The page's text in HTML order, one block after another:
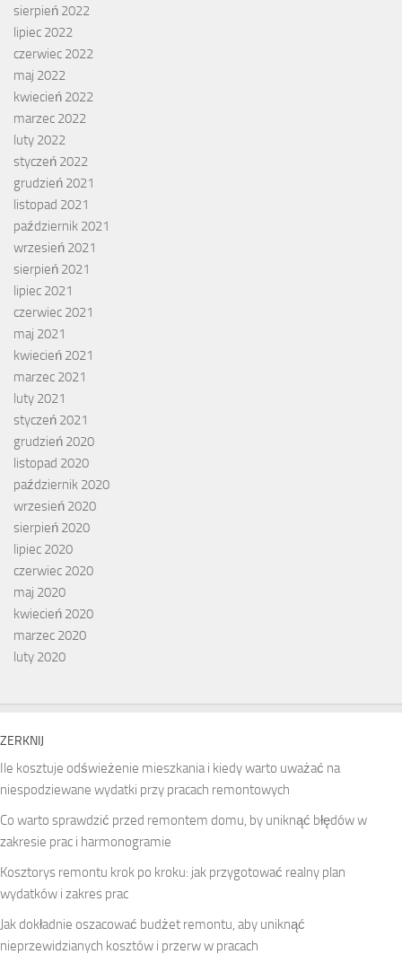
sierpień 2022
lipiec 2022
czerwiec 2022
maj 2022
kwiecień 2022
marzec 2022
luty 2022
styczeń 2022
grudzień 2021
listopad 2021
październik 2021
wrzesień 2021
sierpień 2021
lipiec 2021
czerwiec 2021
maj 2021
kwiecień 2021
marzec 2021
luty 2021
styczeń 2021
grudzień 2020
listopad 2020
październik 2020
wrzesień 2020
sierpień 2020
lipiec 2020
czerwiec 2020
maj 2020
kwiecień 2020
marzec 2020
luty 2020
ZERKNIJ
Ile kosztuje odświeżenie mieszkania i kiedy warto uważać na
niespodziewane wydatki przy pracach remontowych
Co warto sprawdzić przed remontem domu, by uniknąć błędów w
zakresie prac i harmonogramie
Kosztorys remontu krok po kroku: jak przygotować realny plan
wydatków i zakres prac
Jak dokładnie oszacować budżet remontu, aby uniknąć
nieprzewidzianych kosztów i przerw w pracach